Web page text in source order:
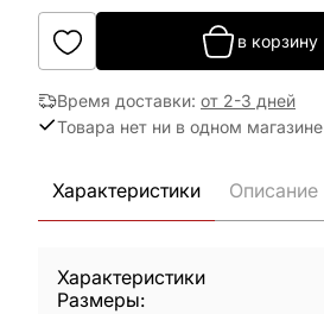
в корзину|
Время доставки: от 2-3 дней
Товара нет ни в одном магазине
Характеристики Описание
Характеристики
Размеры: